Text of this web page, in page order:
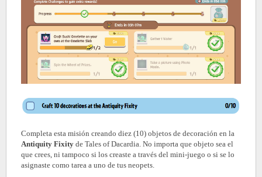
Completa esta misión creando diez (10) objetos de decoración en la
Antiquity Fixity de Tales of Dacardia. No importa que objeto sea el
que crees, ni tampoco si los creaste a través del mini-juego o si se lo
asignaste como tarea a uno de tus neopets.